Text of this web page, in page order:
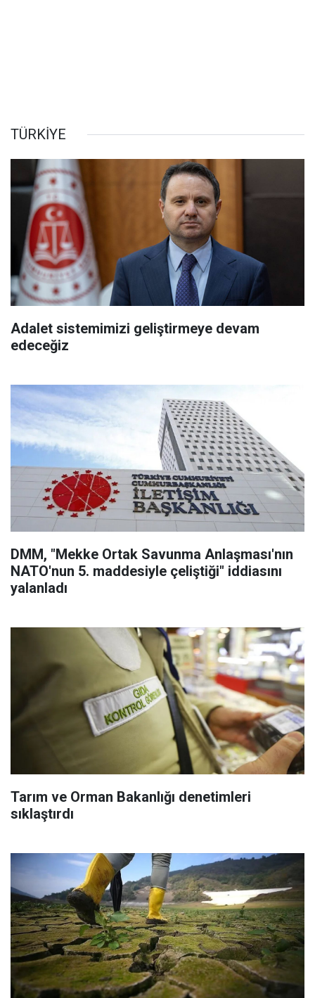
TÜRKİYE
Adalet sistemimizi geliştirmeye devam
edeceğiz
DMM, "Mekke Ortak Savunma Anlaşması'nın
NATO'nun 5. maddesiyle çeliştiği" iddiasını
yalanladı
Tarım ve Orman Bakanlığı denetimleri
sıklaştırdı